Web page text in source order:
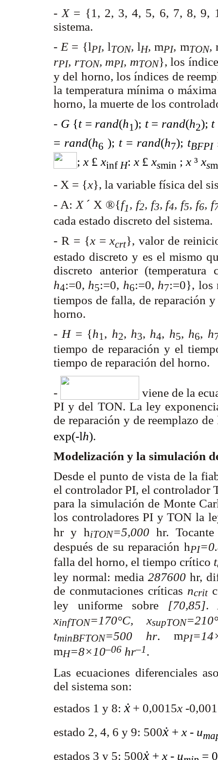
- X= {1, 2, 3, 4, 5, 6, 7, 8, 9,
sistema.
- E = {lPI, lTON,lH,mPI, mTON,
rPI, rTON, mPI, mTON}, los
y del horno, los índices de
la temperatura mínima o
horno, la muerte de los
- G{t= rand(h1); t= rand(h2); t
= rand(h6 ); t= rand(h7); tBFPI
; x £ xinf H: x £ xsmin ; x ³ xs
- X = {x}, la variable física del
- A: X ´ X ®{f1, f2, f3, f4, f5, f6, f
cada estado discreto del sistema.
- R = {x=xcrt}, valor de
estado discreto y es el mismo
discreto anterior (temperatura
h4:=0, h5:=0, h6:=0, h7:=0}, los
tiempos de falla, de reparación
horno.
- H= {h1 , h2, h3, h4, h5, h6, h
tiempo de reparación y el
tiempo de reparación del horno.
-
viene de la
PI y del TON. La ley
de reparación y de reemplazo
exp(-lh).
Modelización y la simulación
Desde el punto de vista de la
el controlador PI, el controlador
para la simulación de Monte
los controladores PI y TON la
hr y hiTON=5,000hr.
después de su reparación hPI
falla del horno, el tiempo crítico t
ley normal: media 287600 hr,
de conmutaciones críticas ncrit
ley uniforme sobre [70,85].
xinfTON=170°C, xsupTON
tminBFTON=500 hr. mPI
mH=8×10–06 hr–1.
Las ecuaciones diferenciales
del sistema son:
estados 1 y 8: ẋ+ 0,0015x -
estado 2, 4, 6 y 9: 500ẋ + x - u
estados 3 y 5: 500ẋ + x - u = 0